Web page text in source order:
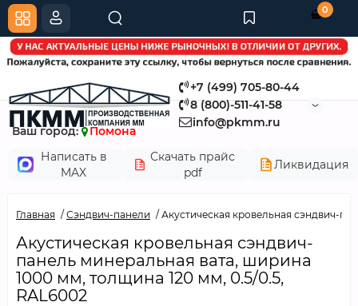
+7 (499) 705-80-44
8 (800)-511-41-58
info@pkmm.ru
Ваш город:
Помона
Написать в
MAX
Скачать прайс
pdf
Ликвидация
0
Главная Сэндвич-панели Акустическая кровельная сэндвич-
Акустическая кровельная сэндвич-
панель минеральная вата, ширина
1000 мм, толщина 120 мм, 0.5/0.5,
RAL6002